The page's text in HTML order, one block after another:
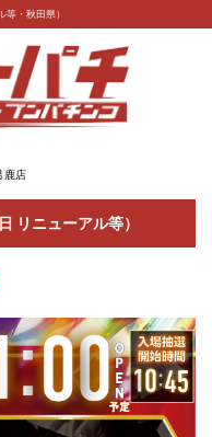
等・秋田県）
鹿店
リニューアル等）